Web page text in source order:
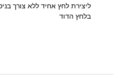
ליצירת לחץ אחיד ללא צורך
בלחץ הדוד